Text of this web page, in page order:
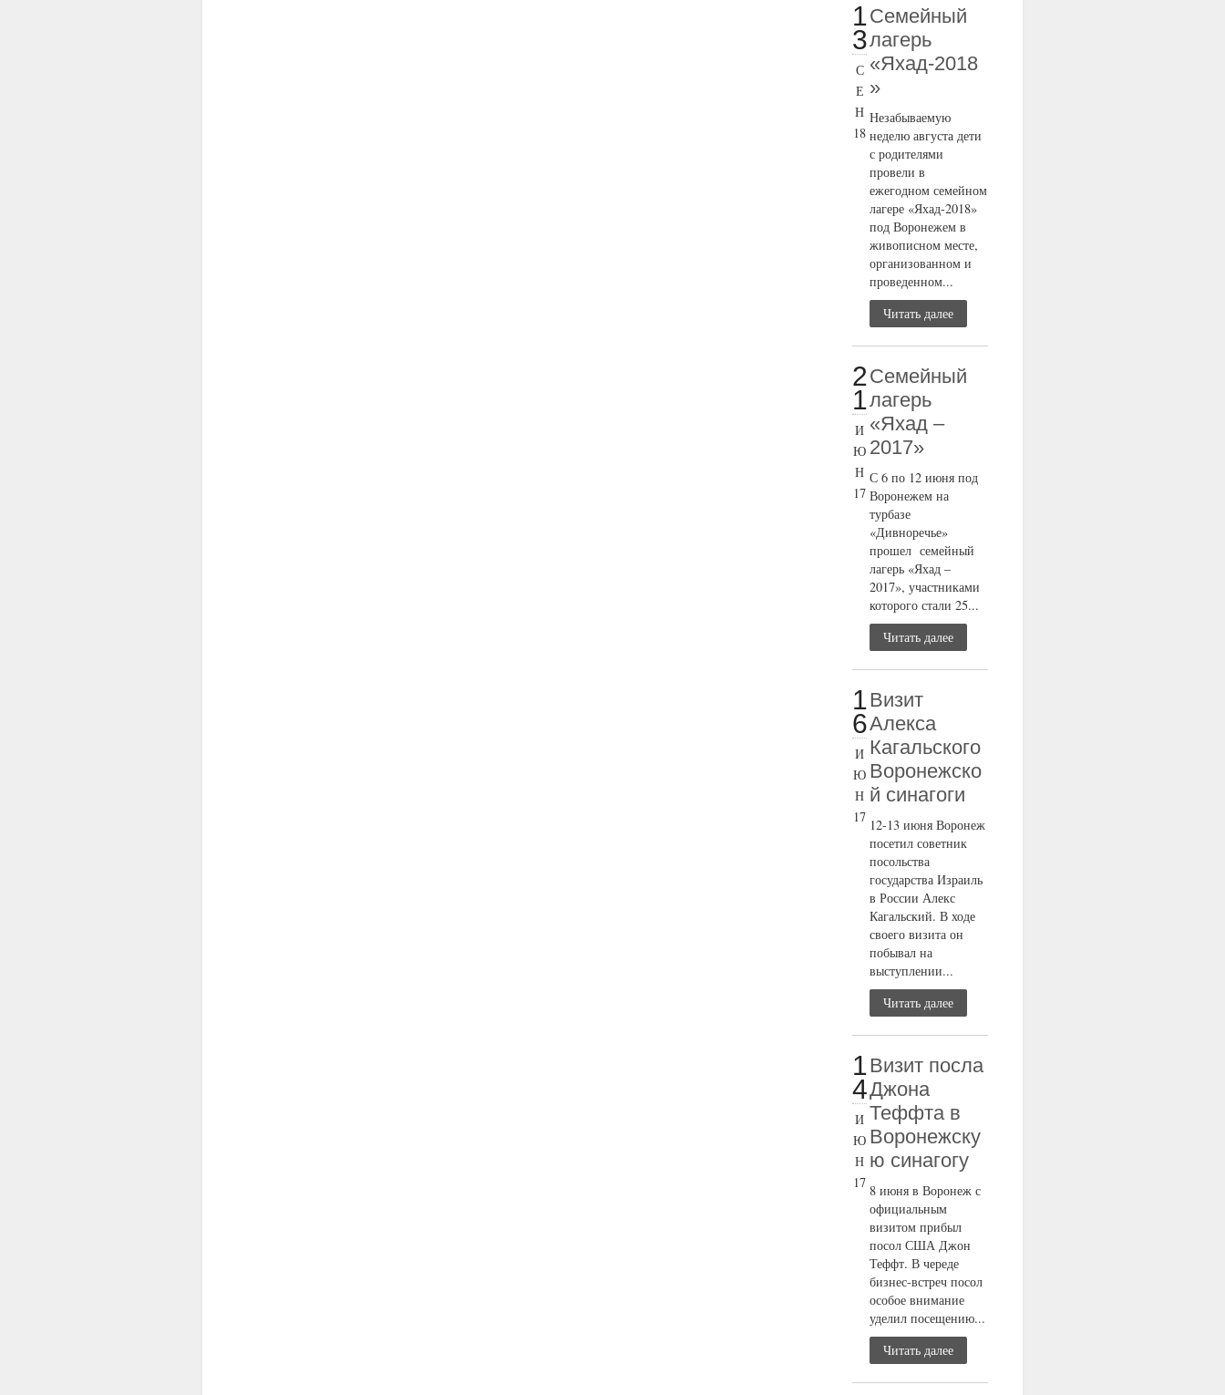
1
3
С
Е
Н
18
Семейный
лагерь
«Яхад-2018
»
Незабываемую
неделю августа дети
с родителями
провели в
ежегодном семейном
лагере «Яхад-2018»
под Воронежем в
живописном месте,
организованном и
проведенном...
Читать далее
2
1
И
Ю
Н
17
Семейный
лагерь
«Яхад –
2017»
С 6 по 12 июня под
Воронежем на
турбазе
«Дивноречье»
прошел семейный
лагерь «Яхад –
2017», участниками
которого стали 25...
Читать далее
1
6
И
Ю
Н
17
Визит
Алекса
Кагальского
Воронежско
й синагоги
12-13 июня Воронеж
посетил советник
посольства
государства Израиль
в России Алекс
Кагальский. В ходе
своего визита он
побывал на
выступлении...
Читать далее
1
4
И
Ю
Н
17
Визит посла
Джона
Теффта в
Воронежску
ю синагогу
8 июня в Воронеж с
официальным
визитом прибыл
посол США Джон
Теффт. В череде
бизнес-встреч посол
особое внимание
уделил посещению...
Читать далее